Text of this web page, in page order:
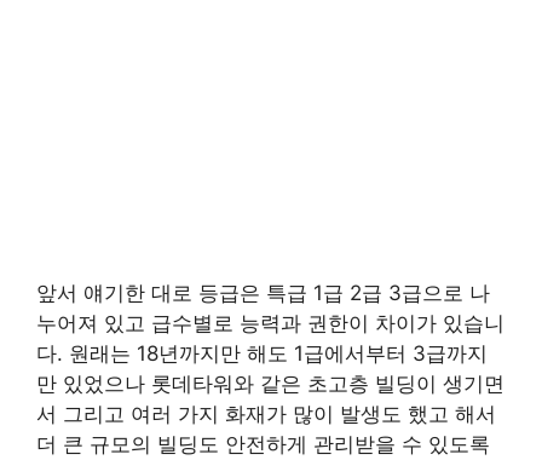
앞서 얘기한 대로 등급은 특급 1급 2급 3급으로 나
누어져 있고 급수별로 능력과 권한이 차이가 있습니
다. 원래는 18년까지만 해도 1급에서부터 3급까지
만 있었으나 롯데타워와 같은 초고층 빌딩이 생기면
서 그리고 여러 가지 화재가 많이 발생도 했고 해서
더 큰 규모의 빌딩도 안전하게 관리받을 수 있도록